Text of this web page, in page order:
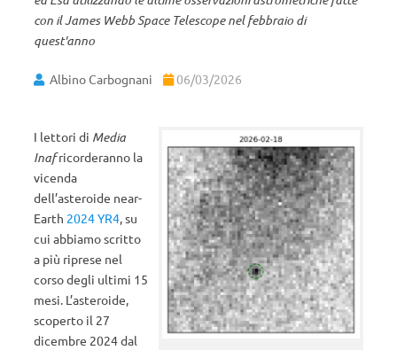
con il James Webb Space Telescope nel febbraio di
quest'anno
Albino Carbognani 06/03/2026
I lettori di Media
Inafricorderanno la
vicenda
dell’asteroide near-
Earth 2024 YR4, su
cui abbiamo scritto
a più riprese nel
corso degli ultimi 15
mesi. L’asteroide,
scoperto il 27
dicembre 2024 dal